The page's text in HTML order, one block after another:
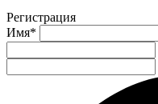
Регистрация
Имя*